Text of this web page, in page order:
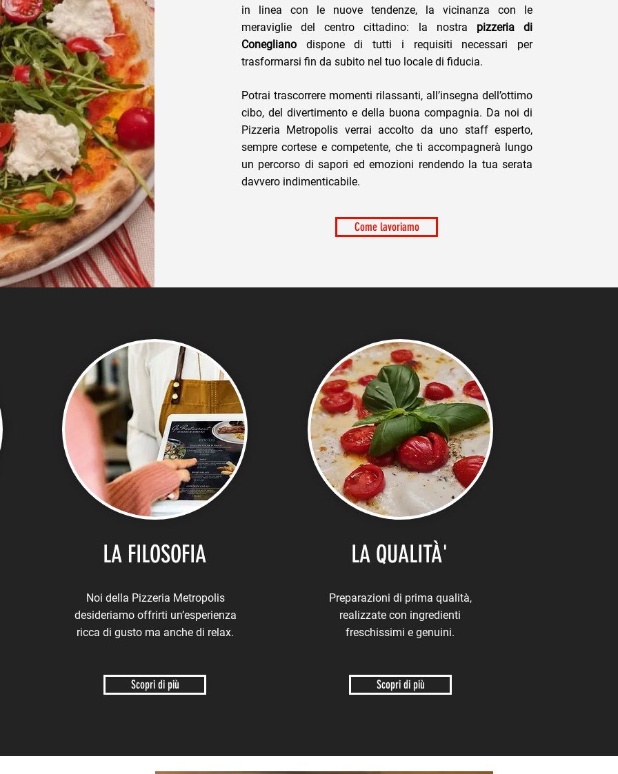
in linea con le nuove tendenze, la vicinanza con le
meraviglie del centro cittadino: la nostra pizzeria di
Conegliano dispone di tutti i requisiti necessari per
trasformarsi fin da subito nel tuo locale di fiducia.
Potrai trascorrere momenti rilassanti, all’insegna dell’ottimo
cibo, del divertimento e della buona compagnia. Da noi di
Pizzeria Metropolis verrai accolto da uno staff esperto,
sempre cortese e competente, che ti accompagnerà lungo
un percorso di sapori ed emozioni rendendo la tua serata
davvero indimenticabile.
Come lavoriamo
LA FILOSOFIA
Noi della Pizzeria Metropolis
desideriamo offrirti un’esperienza
ricca di gusto ma anche di relax.
Scopri di più
LA QUALITÀ'
Preparazioni di prima qualità,
realizzate con ingredienti
freschissimi e genuini.
Scopri di più